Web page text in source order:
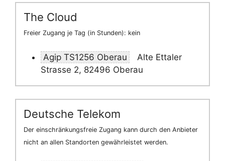
The Cloud
Freier Zugang je Tag (in Stunden): kein
Agip TS1256 Oberau
Alte Ettaler
Strasse 2, 82496 Oberau
Deutsche Telekom
Der einschränkungsfreie Zugang kann durch den Anbieter
nicht an allen Standorten gewährleistet werden.